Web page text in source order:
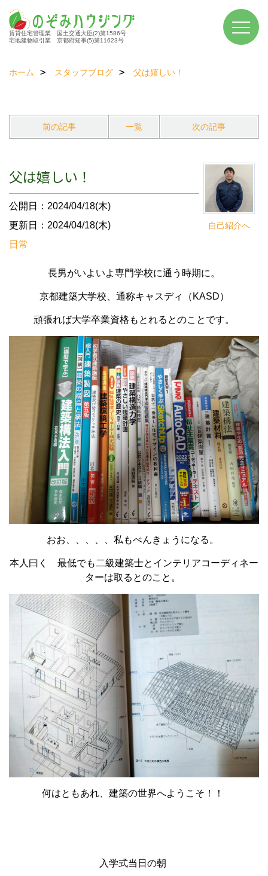
賃貸住宅管理業 国土交通大臣(2)第1586号
宅地建物取引業 京都府知事(5)第11623号
ホーム スタッフブログ 父は嬉しい！
前の記事 一覧 次の記事
自己紹介へ
父は嬉しい！
公開日：2024/04/18(木)
更新日：2024/04/18(木)
日常
長男がいよいよ専門学校に通う時期に。
京都建築大学校、通称キャスディ（KASD）
頑張れば大学卒業資格もとれるとのことです。
おお、、、、、私もべんきょうになる。
本人曰く 最低でも二級建築士とインテリアコーディネー
ターは取るとのこと。
何はともあれ、建築の世界へようこそ！！
入学式当日の朝